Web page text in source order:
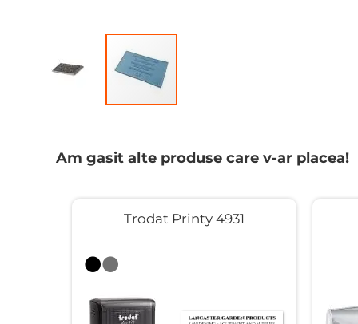
galerieiAm gasit alte produse care v-ar placea!
Trodat Printy 4931